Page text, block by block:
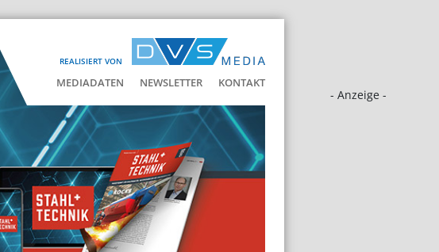
REALISIERT VON
MEDIADATEN NEWSLETTER KONTAKT
- Anzeige -